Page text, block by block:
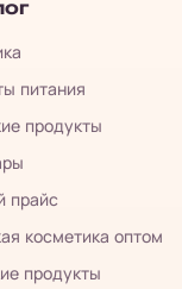
питания
продукты
прайс
косметика оптом
продукты